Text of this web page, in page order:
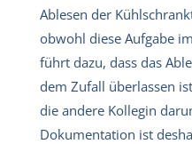
Ablesen der
obwohl diese Aufgabe
führt dazu, dass das
dem Zufall überlassen
die andere Kollegin
Dokumentation ist